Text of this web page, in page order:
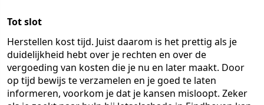
Tot slot
Herstellen kost tijd. Juist daarom is het prettig als je
duidelijkheid hebt over je rechten en over de
vergoeding van kosten die je nu en later maakt. Door
op tijd bewijs te verzamelen en je goed te laten
informeren, voorkom je dat je kansen misloopt. Zeker